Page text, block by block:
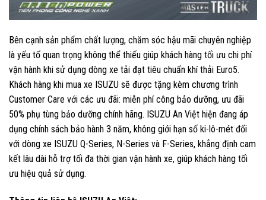
Bên cạnh sản phẩm chất lượng, chăm sóc hậu mãi chuyên nghiệp
là yếu tố quan trọng không thể thiếu giúp khách hàng tối ưu chi phí
vận hành khi sử dụng dòng xe tải đạt tiêu chuẩn khí thải Euro5.
Khách hàng khi mua xe ISUZU sẽ được tặng kèm chương trình
Customer Care với các ưu đãi: miễn phí công bảo dưỡng, ưu đãi
50% phụ tùng bảo dưỡng chính hãng. ISUZU An Việt hiện đang áp
dụng chính sách bảo hành 3 năm, không giới hạn số ki-lô-mét đối
với dòng xe ISUZU Q-Series, N-Series và F-Series, khẳng định cam
kết lâu dài hỗ trợ tối đa thời gian vận hành xe, giúp khách hàng tối
ưu hiệu quả sử dụng.